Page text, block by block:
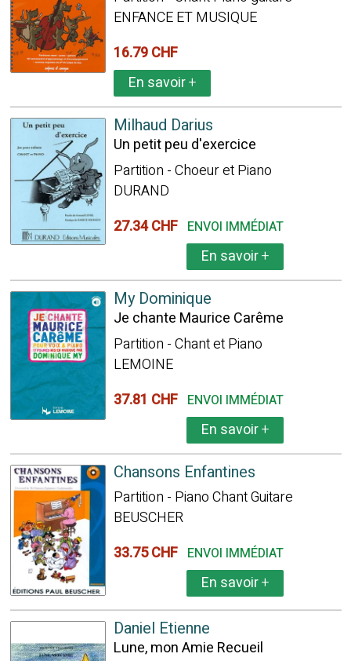
ENFANCE ET MUSIQUE
16.79 CHF
En savoir+
Milhaud Darius
Un petit peu d'exercice
Partition - Choeur et Piano
DURAND
27.34 CHF ENVOI IMMÉDIAT
En savoir+
My Dominique
Je chante Maurice Carême
Partition - Chant et Piano
LEMOINE
37.81 CHF ENVOI IMMÉDIAT
En savoir+
Chansons Enfantines
Partition - Piano Chant Guitare
BEUSCHER
33.75 CHF ENVOI IMMÉDIAT
En savoir+
Daniel Etienne
Lune, mon Amie Recueil